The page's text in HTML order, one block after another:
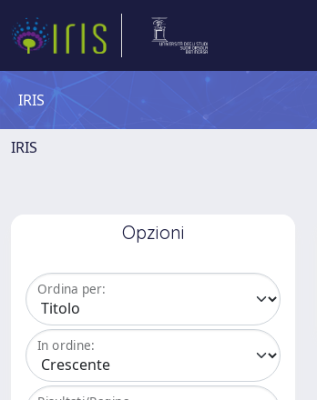
IRIS
IRIS
Opzioni
Ordina per:
In ordine: